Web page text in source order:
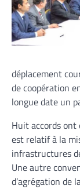
déplacement
de coopération
longue date un
Huit accords ont
est relatif à la
infrastructures
Une autre
d’agrégation de